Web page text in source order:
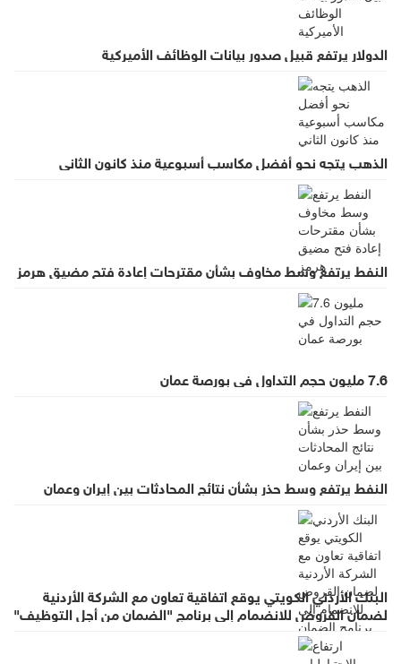
الدولار يرتفع قبيل صدور بيانات الوظائف الأميركية
الذهب يتجه نحو أفضل مكاسب أسبوعية منذ كانون الثاني
النفط يرتفع وسط مخاوف بشأن مقترحات إعادة فتح مضيق هرمز
7.6 مليون حجم التداول في بورصة عمان
النفط يرتفع وسط حذر بشأن نتائج المحادثات بين إيران وعمان
البنك الأردني الكويتي يوقع اتفاقية تعاون مع الشركة الأردنية
لضمان القروض للانضمام إلى برنامج "الضمان من أجل التوظيف"